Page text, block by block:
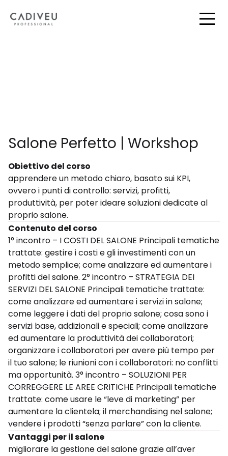
to
Salone Perfetto | Workshop
Obiettivo del corso
apprendere un metodo chiaro, basato sui KPI,
ovvero i punti di controllo: servizi, profitti,
produttività, per poter ideare soluzioni dedicate al
proprio salone.
Contenuto del corso
1° incontro – I COSTI DEL SALONE Principali tematiche
trattate: gestire i costi e gli investimenti con un
metodo semplice; come analizzare ed aumentare i
profitti del salone. 2° incontro – STRATEGIA DEI
SERVIZI DEL SALONE Principali tematiche trattate:
come analizzare ed aumentare i servizi in salone;
come leggere i dati del proprio salone; cosa sono i
servizi base, addizionali e speciali; come analizzare
ed aumentare la produttività dei collaboratori;
organizzare i collaboratori per avere più tempo per
il tuo salone; le riunioni con i collaboratori: no conflitti
ma opportunità. 3° incontro – SOLUZIONI PER
CORREGGERE LE AREE CRITICHE Principali tematiche
trattate: come usare le “leve di marketing” per
aumentare la clientela; il merchandising nel salone;
vendere i prodotti “senza parlare” con la cliente.
Vantaggi per il salone
migliorare la gestione del salone grazie all’aver